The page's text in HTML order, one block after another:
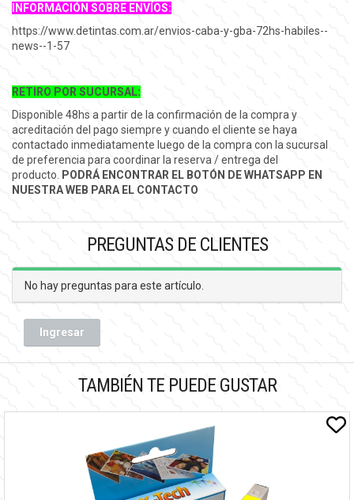
INFORMACIÓN SOBRE ENVÍOS:
https://www.detintas.com.ar/envios-caba-y-gba-72hs-habiles--
news--1-57
RETIRO POR SUCURSAL:
Disponible 48hs a partir de la confirmación de la compra y
acreditación del pago siempre y cuando el cliente se haya
contactado inmediatamente luego de la compra con la sucursal
de preferencia para coordinar la reserva / entrega del
producto.
PODRÁ ENCONTRAR EL BOTÓN DE WHATSAPP EN
NUESTRA WEB PARA EL CONTACTO
PREGUNTAS DE CLIENTES
No hay preguntas para este artículo.
Ingresar
TAMBIÉN TE PUEDE GUSTAR